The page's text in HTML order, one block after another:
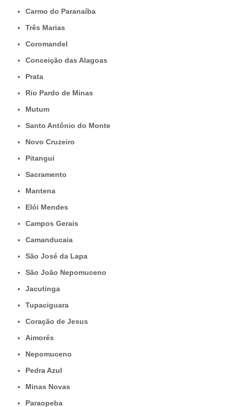
Carmo do Paranaíba
Três Marias
Coromandel
Conceição das Alagoas
Prata
Rio Pardo de Minas
Mutum
Santo Antônio do Monte
Novo Cruzeiro
Pitangui
Sacramento
Mantena
Elói Mendes
Campos Gerais
Camanducaia
São José da Lapa
São João Nepomuceno
Jacutinga
Tupaciguara
Coração de Jesus
Aimorés
Nepomuceno
Pedra Azul
Minas Novas
Paraopeba